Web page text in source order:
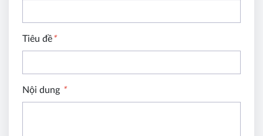
Tiêu đề*
Nội dung *